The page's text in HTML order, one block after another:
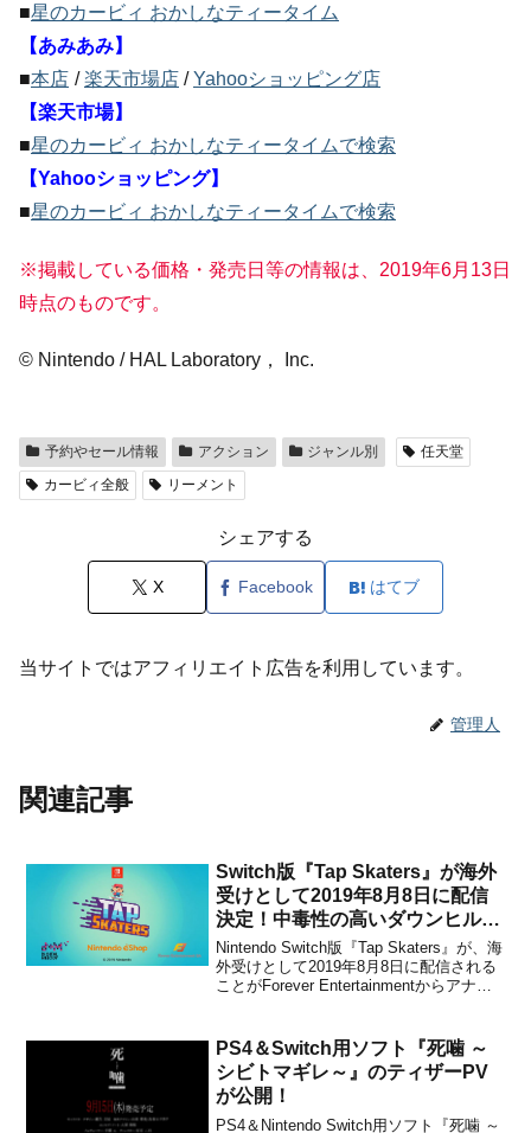
■星のカービィ おかしなティータイム
【あみあみ】
■本店 /楽天市場店 /Yahooショッピング店
【楽天市場】
■星のカービィ おかしなティータイムで検索
【Yahooショッピング】
■星のカービィ おかしなティータイムで検索
※掲載している価格・発売日等の情報は、2019年6月13日
時点のものです。
© Nintendo / HAL Laboratory， Inc.
予約やセール情報 アクション ジャンル別
任天堂
カービィ全般
リーメント
シェアする
X Facebook はてブ
当サイトではアフィリエイト広告を利用しています。
管理人
関連記事
Switch版『Tap Skaters』が海外
受けとして2019年8月8日に配信
決定！中毒性の高いダウンヒルス
ケートボードレース
Nintendo Switch版『Tap Skaters』が、海
外受けとして2019年8月8日に配信される
ことがForever Entertainmentからアナウ
PS4＆Switch用ソフト『死噛 ～
シビトマギレ～』のティザーPV
が公開！
PS4＆Nintendo Switch用ソフト『死噛 ～